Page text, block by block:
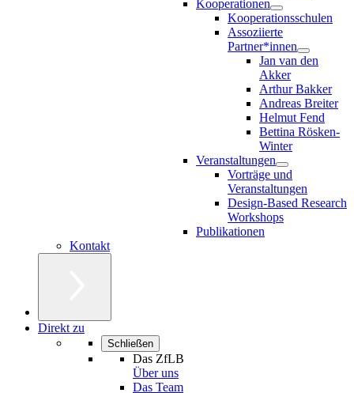
Kooperationen
Kooperationsschulen
Assoziierte
Partner*innen
Jan van den
Akker
Arthur Bakker
Andreas Breiter
Helmut Fend
Bettina Rösken-
Winter
Veranstaltungen
Vorträge und
Veranstaltungen
Design-Based Research
Workshops
Publikationen
Kontakt
Direkt zu
Schließen
Das ZfLB
Über uns
Das Team